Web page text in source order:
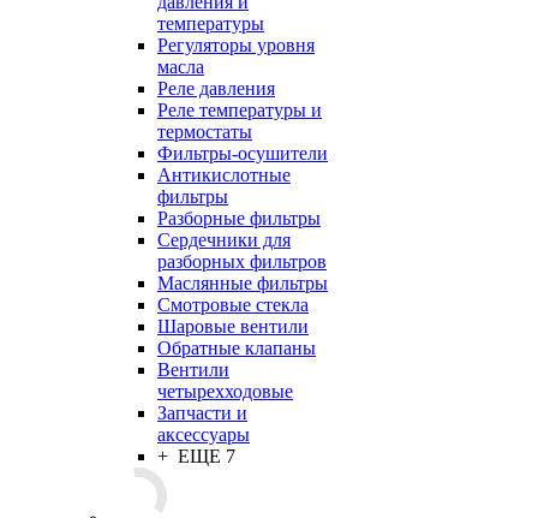
температуры
Регуляторы уровня
масла
Реле давления
Реле температуры и
термостаты
Фильтры-осушители
Антикислотные
фильтры
Разборные фильтры
Сердечники для
разборных фильтров
Маслянные фильтры
Смотровые стекла
Шаровые вентили
Обратные клапаны
Вентили
четырехходовые
Запчасти и
аксессуары
+ ЕЩЕ 7